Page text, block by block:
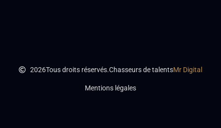
2026Tous droits réservés.Chasseurs de talentsMr Digital
Mentions légales